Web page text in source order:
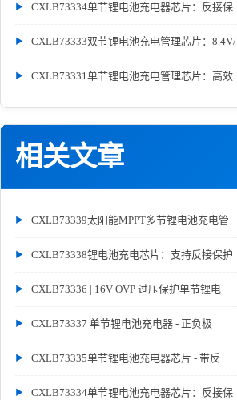
CXLB73334单节锂电池充电器芯片：反接保
CXLB73333双节锂电池充电管理芯片：8.4V/
CXLB73331单节锂电池充电管理芯片：高效
相关文章
CXLB73339太阳能MPPT多节锂电池充电管
CXLB73338锂电池充电芯片：支持反接保护
CXLB73336 | 16V OVP 过压保护单节锂电
CXLB73337 单节锂电池充电器 - 正负极
CXLB73335单节锂电池充电器芯片 - 带反
CXLB73334单节锂电池充电器芯片：反接保